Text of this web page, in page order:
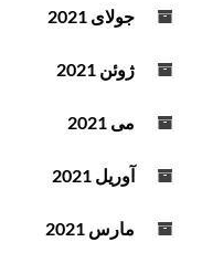
جولای 2021
ژوئن 2021
می 2021
آوریل 2021
مارس 2021